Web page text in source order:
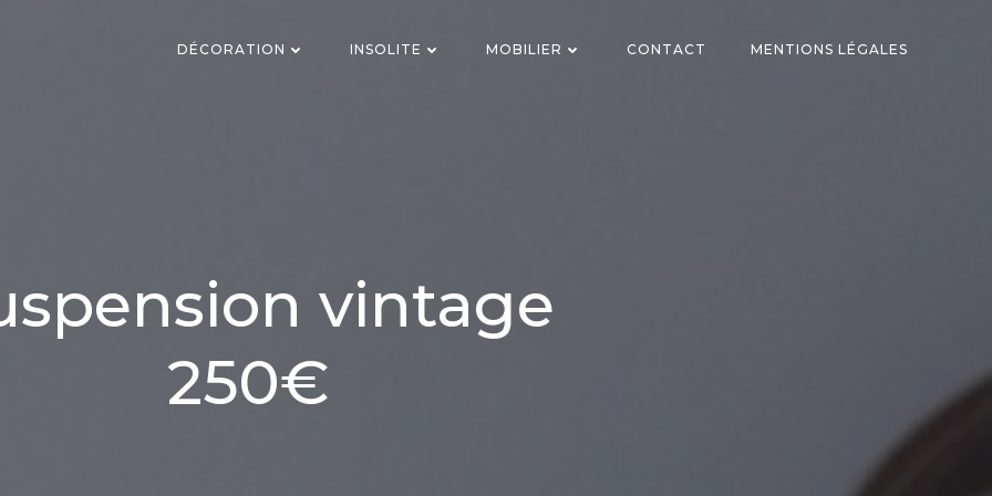
DÉCORATION INSOLITE MOBILIER CONTACT MENTIONS LÉGALES
vintage
250€